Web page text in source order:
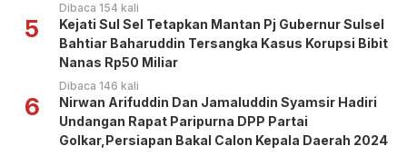
Dibaca 154 kali
5
Kejati Sul Sel Tetapkan Mantan Pj Gubernur Sulsel
Bahtiar Baharuddin Tersangka Kasus Korupsi Bibit
Nanas Rp50 Miliar
Dibaca 146 kali
6
Nirwan Arifuddin Dan Jamaluddin Syamsir Hadiri
Undangan Rapat Paripurna DPP Partai
Golkar,Persiapan Bakal Calon Kepala Daerah 2024